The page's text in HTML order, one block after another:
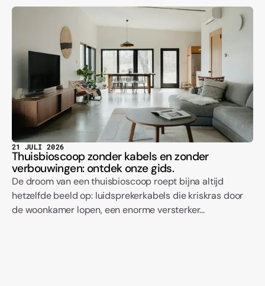
21 JULI 2026
Thuisbioscoop zonder kabels en zonder
verbouwingen: ontdek onze gids.
De droom van een thuisbioscoop roept bijna altijd
hetzelfde beeld op: luidsprekerkabels die kriskras door
de woonkamer lopen, een enorme versterker...